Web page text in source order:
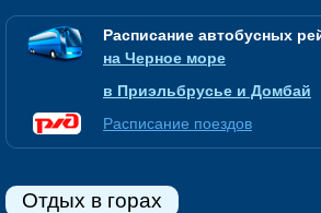
Расписание автобусных
на Черное море
в Приэльбрусье и Домбай
Расписание поездов
Отдых в горах